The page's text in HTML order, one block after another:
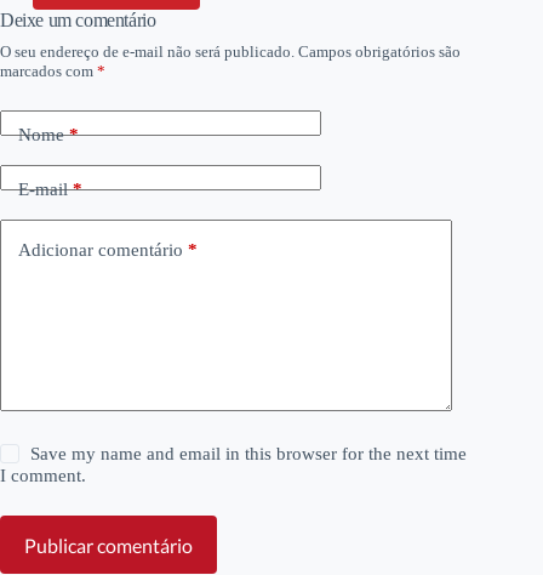
Deixe um comentário
O seu endereço de e-mail não será publicado. Campos obrigatórios são
marcados com *
Nome*
E-mail*
Adicionar comentário *
Save my name and email in this browser for the next time
I comment.
Publicar comentário